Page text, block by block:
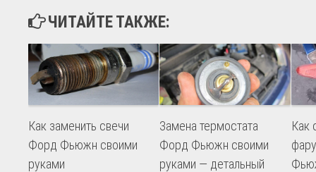
ЧИТАЙТЕ ТАКЖЕ:
Как заменить свечи
Форд Фьюжн своими
руками
Замена термостата
Форд Фьюжн своими
руками — детальный
Как